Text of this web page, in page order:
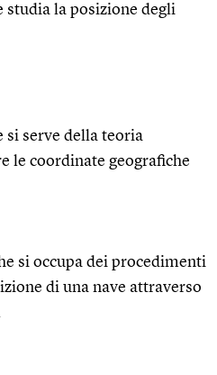
studia la posizione degli
si serve della teoria
le coordinate geografiche
si occupa dei procedimenti
di una nave attraverso